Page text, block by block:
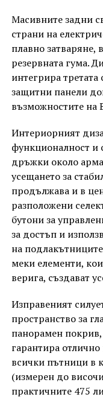
Масивните задни
страни на
плавно затваряне,
резервната гума.
интегрира третата
защитни панели
възможностите на
Интериорният
функционалност и
дръжки около
усещането за
продължава и в
разположени
бутони за
за достъп и
на
меки елементи,
верига, създават
Изправеният
пространство за
панорамен
гарантира отлично
всички пътници в
(измерен до
практичните 475